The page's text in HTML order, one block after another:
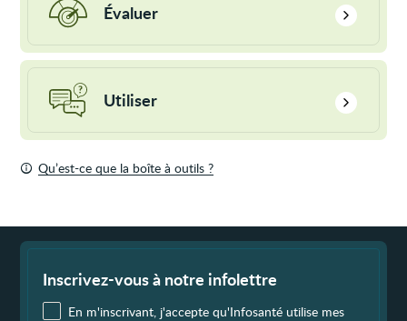
qualité
l'information
que
découvre
Évaluer
Choisir
l'information
s'applique
mes
dans
tous
les
jours
Utiliser
Qu’est-ce que la boîte à outils ?
Inscrivez-vous à notre infolettre
En m'inscrivant, j'accepte qu'Infosanté utilise mes